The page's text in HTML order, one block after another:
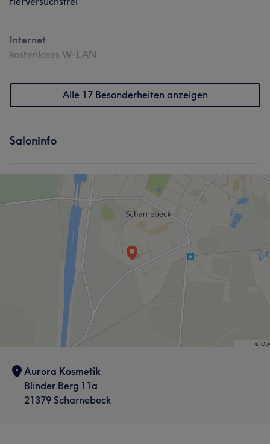
Internet
kostenloses W-LAN
Alle 17 Besonderheiten anzeigen
Saloninfo
Aurora Kosmetik
Blinder Berg 11a
21379 Scharnebeck